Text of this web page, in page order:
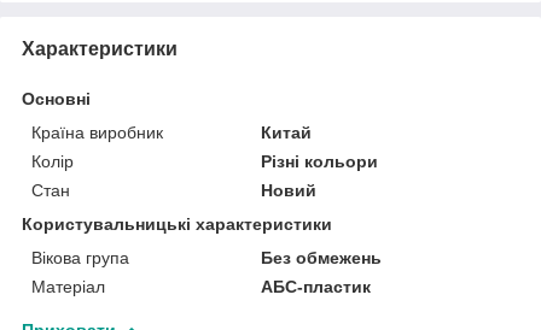
Характеристики
Основні
Країна виробник
Китай
Колір
Різні кольори
Стан
Новий
Користувальницькі характеристики
Вікова група
Без обмежень
Матеріал
АБС-пластик